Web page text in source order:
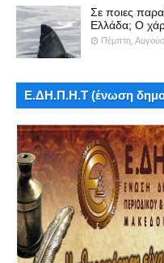
Σε ποιες
Ελλάδα; Ο
Πέμπτη,
Ε.ΔΗ.Π.Η.Τ (ένωση